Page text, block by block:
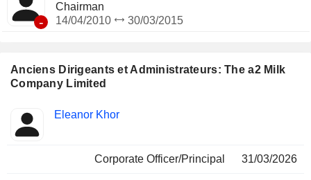
Anciens Dirigeants et Administrateurs: The a2 Milk
Company Limited
Insider
Fonctions
Eleanor Khor
Corporate Officer/Principal 31/03/2026
-
Chairman
14/04/2010
30/03/2015